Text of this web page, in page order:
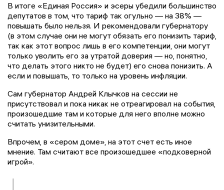
В итоге «Единая Россия» и эсеры убедили большинство
депутатов в том, что тариф так огульно — на 38% —
повышать было нельзя. И рекомендовали губернатору
(в этом случае они не могут обязать его понизить тариф,
так как этот вопрос лишь в его компетенции, они могут
только уволить его за утратой доверия — но, понятно,
что делать этого никто не будет) его снова понизить. А
если и повышать, то только на уровень инфляции.
Сам губернатор Андрей Клычков на сессии не
присутствовал и пока никак не отреагировал на события,
произошедшие там и которые для него вполне можно
считать унизительными.
Впрочем, в «сером доме», на этот счет есть иное
мнение. Там считают все произошедшее «подковерной
игрой».